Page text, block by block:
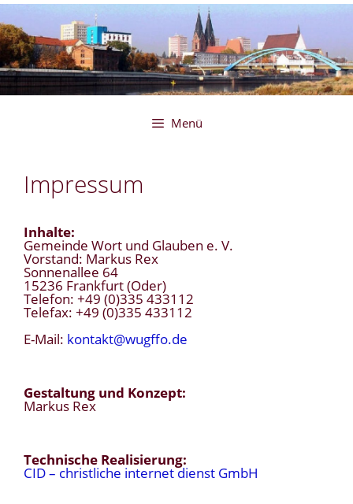
Zum
Inhalt
springen
Menü
Impressum
Inhalte:
Gemeinde Wort und Glauben e. V.
Vorstand: Markus Rex
Sonnenallee 64
15236 Frankfurt (Oder)
Telefon: +49 (0)335 433112
Telefax: +49 (0)335 433112
E-Mail: kontakt@wugffo.de
Gestaltung und Konzept:
Markus Rex
Technische Realisierung:
CID – christliche internet dienst GmbH